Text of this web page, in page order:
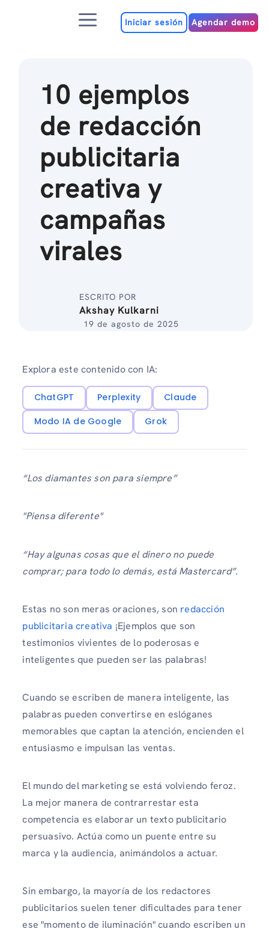
MenúIniciar sesión Agendar demo
10 ejemplos
de redacción
publicitaria
creativa y
campañas
virales
ESCRITO POR
Akshay Kulkarni
19 de agosto de 2025
Explora este contenido con IA:
ChatGPT Perplexity
Claude
Modo IA de Google
Grok
“Los diamantes son para siempre”
"Piensa diferente"
“Hay algunas cosas que el dinero no puede
comprar; para todo lo demás, está Mastercard”.
Estas no son meras oraciones, son redacción
publicitaria creativa ¡Ejemplos que son
testimonios vivientes de lo poderosas e
inteligentes que pueden ser las palabras!
Cuando se escriben de manera inteligente, las
palabras pueden convertirse en eslóganes
memorables que captan la atención, encienden el
entusiasmo e impulsan las ventas.
El mundo del marketing se está volviendo feroz.
La mejor manera de contrarrestar esta
competencia es elaborar un texto publicitario
persuasivo. Actúa como un puente entre su
marca y la audiencia, animándolos a actuar.
Sin embargo, la mayoría de los redactores
publicitarios suelen tener dificultades para tener
ese "momento de iluminación" cuando escriben un